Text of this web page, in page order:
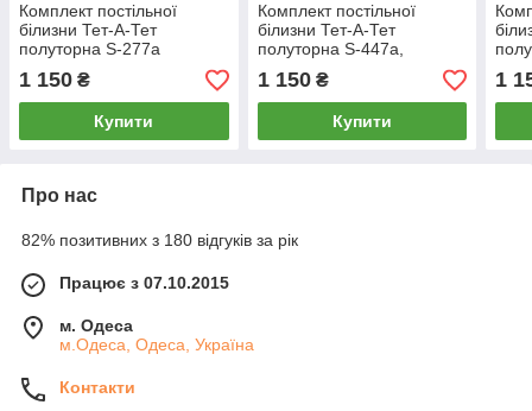
Комплект постільної
білизни Тет-А-Тет
полуторна S-277а
1 150 ₴
Купити
Комплект постільної
білизни Тет-А-Тет
полуторна S-447а,
1 150₴
Купити
1
Про нас
82% позитивних з 180 відгуків за рік
Працює з 07.10.2015
м. Одеса
м.Одеса, Одеса, Україна
Контакти